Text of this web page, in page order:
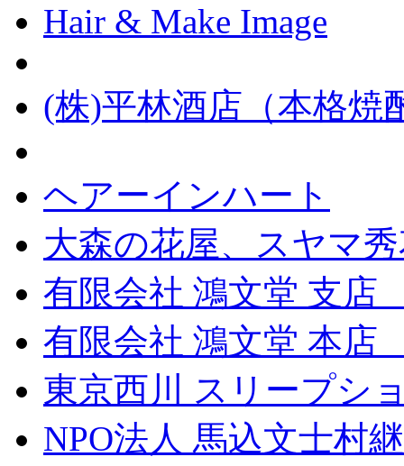
Hair & Make Image
(株)平林酒店（本格焼
ヘアーインハート
大森の花屋、スヤマ
有限会社 鴻文堂 支店
有限会社 鴻文堂 本
東京西川 スリープシ
NPO法人 馬込文士村